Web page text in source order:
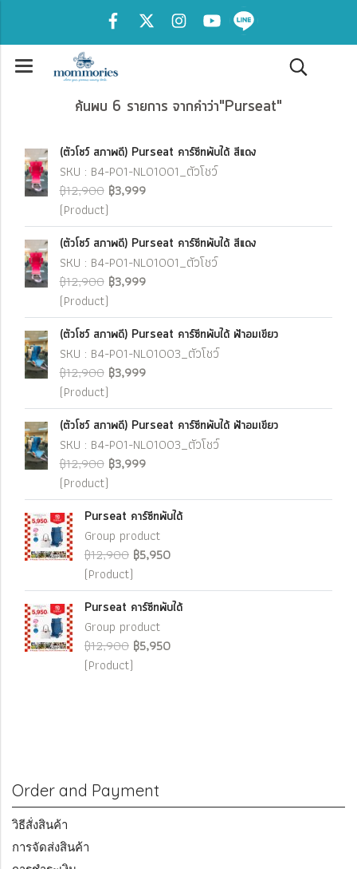
ค้นพบ 6 รายการ จากคำว่า"Purseat"
(ตัวโชว์ สภาพดี) Purseat คาร์ซีทพับได้ สีแดง
SKU : B4-P01-NL01001_ตัวโชว์
฿12,900 ฿3,999
(Product)
(ตัวโชว์ สภาพดี) Purseat คาร์ซีทพับได้ สีแดง
SKU : B4-P01-NL01001_ตัวโชว์
฿12,900 ฿3,999
(Product)
(ตัวโชว์ สภาพดี) Purseat คาร์ซีทพับได้ ฟ้าอมเขียว
SKU : B4-P01-NL01003_ตัวโชว์
฿12,900 ฿3,999
(Product)
(ตัวโชว์ สภาพดี) Purseat คาร์ซีทพับได้ ฟ้าอมเขียว
SKU : B4-P01-NL01003_ตัวโชว์
฿12,900 ฿3,999
(Product)
Purseat คาร์ซีทพับได้
Group product
฿12,900 ฿5,950
(Product)
Purseat คาร์ซีทพับได้
Group product
฿12,900 ฿5,950
(Product)
Order and Payment
วิธีสั่งสินค้า
การจัดส่งสินค้า